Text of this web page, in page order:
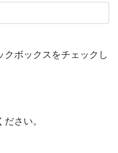
ボックスをチェックし
さい。